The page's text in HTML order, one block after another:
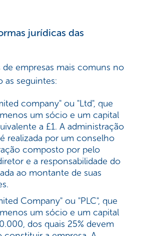
jurídicas das
de empresas mais comuns no
as seguintes:
company" ou "Ltd", que
um sócio e um capital
a £1. A administração
realizada por um conselho
composto por pelo
e a responsabilidade do
ao montante de suas
Company" ou "PLC", que
um sócio e um capital
dos quais 25% devem